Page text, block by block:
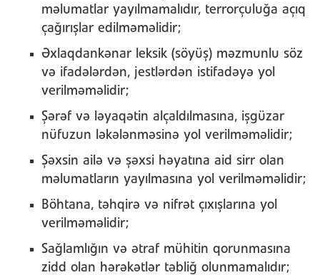
məlumatlar yayılmamalıdır, terrorçuluğa açıq
çağırışlar edilməməlidir;
Əxlaqdankənar leksik (söyüş) məzmunlu söz
və ifadələrdən, jestlərdən istifadəyə yol
verilməməlidir;
Şərəf və ləyaqətin alçaldılmasına, işgüzar
nüfuzun ləkələnməsinə yol verilməməlidir;
Şəxsin ailə və şəxsi həyatına aid sirr olan
məlumatların yayılmasına yol verilməməlidir;
Böhtana, təhqirə və nifrət çıxışlarına yol
verilməməlidir;
Sağlamlığın və ətraf mühitin qorunmasına
zidd olan hərəkətlər təbliğ olunmamalıdır;